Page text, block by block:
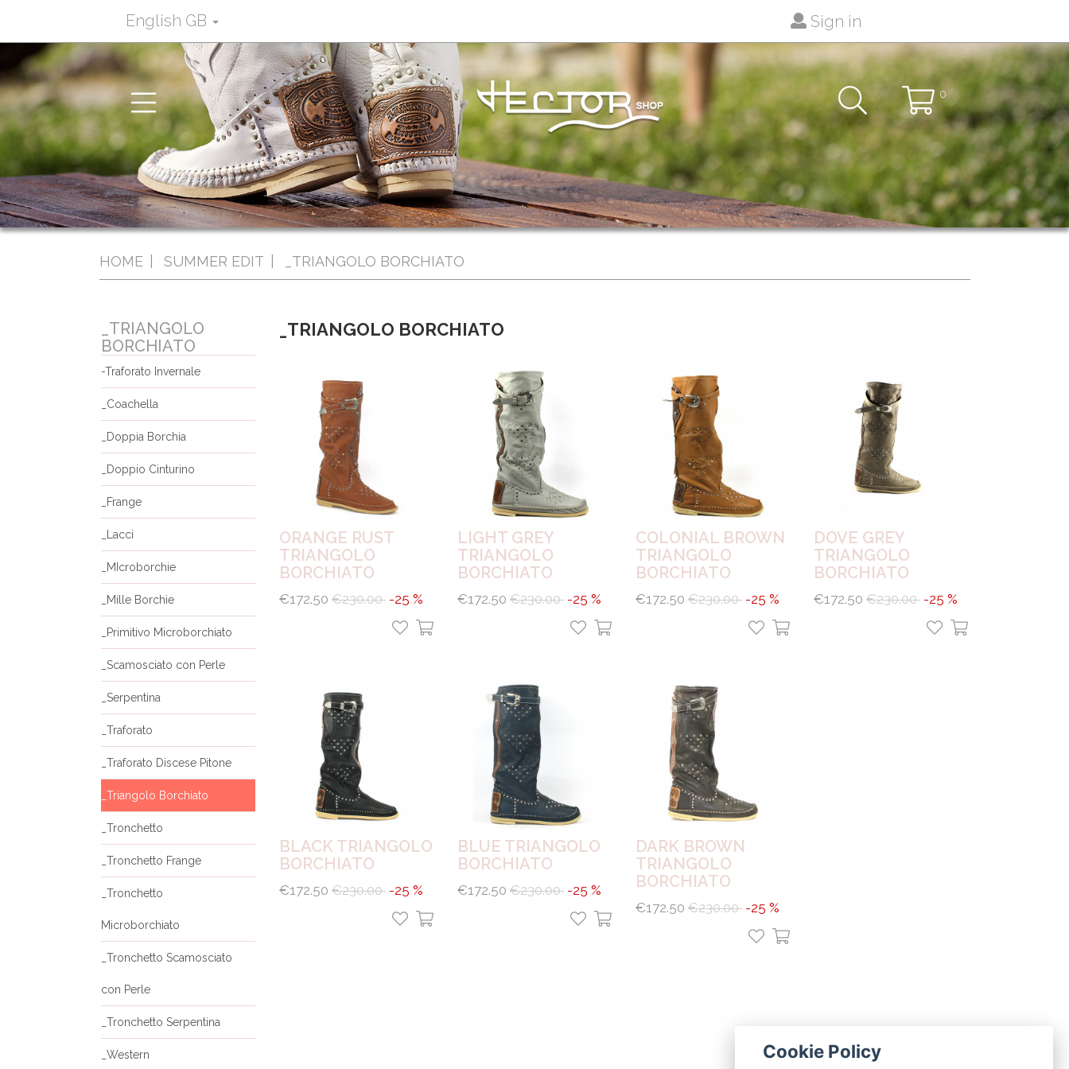
Sign in
English GB
Toggle
navigation
0
HOME SUMMER EDIT _TRIANGOLO BORCHIATO
_TRIANGOLO
BORCHIATO
-Traforato Invernale
_Coachella
_Doppia Borchia
_Doppio Cinturino
_Frange
_Lacci
_MIcroborchie
_Mille Borchie
_Primitivo Microborchiato
_Scamosciato con Perle
_Serpentina
_Traforato
_Traforato Discese Pitone
_Triangolo Borchiato
_Tronchetto
_Tronchetto Frange
_Tronchetto
Microborchiato
_Tronchetto Scamosciato
con Perle
_Tronchetto Serpentina
_Western
_TRIANGOLO BORCHIATO
ORANGE RUST
TRIANGOLO
BORCHIATO
€172.50 €230.00 -25 %
LIGHT GREY
TRIANGOLO
BORCHIATO
€172.50 €230.00 -25 %
COLONIAL BROWN
TRIANGOLO
BORCHIATO
€172.50 €230.00 -25 %
DOVE GREY
TRIANGOLO
BORCHIATO
€172.50 €230.00 -25 %
BLACK TRIANGOLO
BORCHIATO
€172.50 €230.00 -25 %
BLUE TRIANGOLO
BORCHIATO
€172.50 €230.00 -25 %
DARK BROWN
TRIANGOLO
BORCHIATO
€172.50 €230.00 -25 %
Cookie Policy